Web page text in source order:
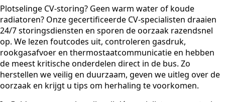
Plotselinge CV-storing? Geen warm water of koude
radiatoren? Onze gecertificeerde CV-specialisten draaien
24/7 storingsdiensten en sporen de oorzaak razendsnel
op. We lezen foutcodes uit, controleren gasdruk,
rookgasafvoer en thermostaatcommunicatie en hebben
de meest kritische onderdelen direct in de bus. Zo
herstellen we veilig en duurzaam, geven we uitleg over de
oorzaak en krijgt u tips om herhaling te voorkomen.